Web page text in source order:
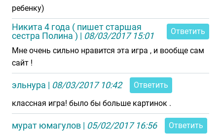
ребенку)
Никита 4 года ( пишет старшая
сестра Полина ) | 08/03/2017 15:01 Ответить
Мне очень сильно нравится эта игра , и вообще сам
сайт !
эльнура | 08/03/2017 10:42
Ответить
классная игра! было бы больше картинок .
мурат юмагулов | 05/02/2017 16:56
Ответить